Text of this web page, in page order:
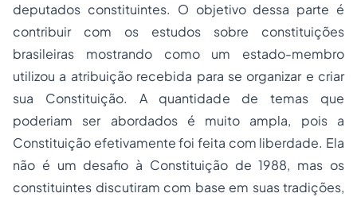
deputados constituintes. O objetivo dessa parte é
contribuir com os estudos sobre constituições
brasileiras mostrando como um estado-membro
utilizou a atribuição recebida para se organizar e criar
sua Constituição. A quantidade de temas que
poderiam ser abordados é muito ampla, pois a
Constituição efetivamente foi feita com liberdade. Ela
não é um desafio à Constituição de 1988, mas os
constituintes discutiram com base em suas tradições,